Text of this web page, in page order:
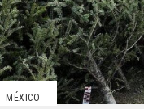
MÉXICO